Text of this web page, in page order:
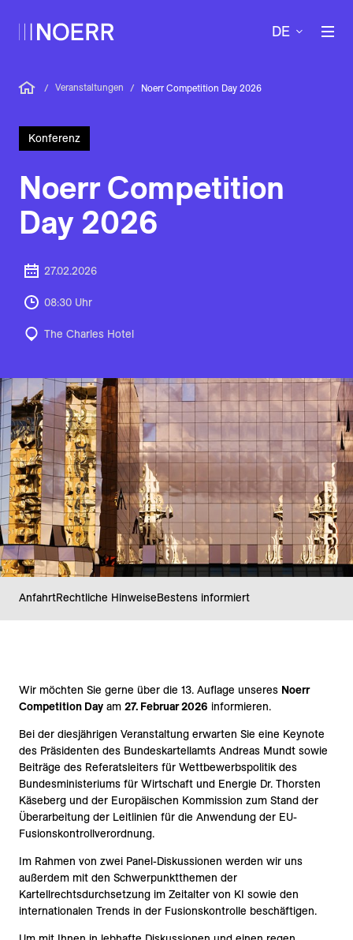
DE
/ Veranstaltungen / Noerr Competition Day 2026
Konferenz
Noerr Competition
Day 2026
27.02.2026
08:30 Uhr
The Charles Hotel
AnfahrtRechtliche HinweiseBestens informiert
Wir möchten Sie gerne über die 13. Auflage unseres Noerr
Competition Day am 27. Februar 2026 informieren.
Bei der diesjährigen Veranstaltung erwarten Sie eine Keynote
des Präsidenten des Bundeskartellamts Andreas Mundt sowie
Beiträge des Referatsleiters für Wettbewerbspolitik des
Bundesministeriums für Wirtschaft und Energie Dr. Thorsten
Käseberg und der Europäischen Kommission zum Stand der
Überarbeitung der Leitlinien für die Anwendung der EU-
Fusionskontrollverordnung.
Im Rahmen von zwei Panel-Diskussionen werden wir uns
außerdem mit den Schwerpunktthemen der
Kartellrechtsdurchsetzung im Zeitalter von KI sowie den
internationalen Trends in der Fusionskontrolle beschäftigen.